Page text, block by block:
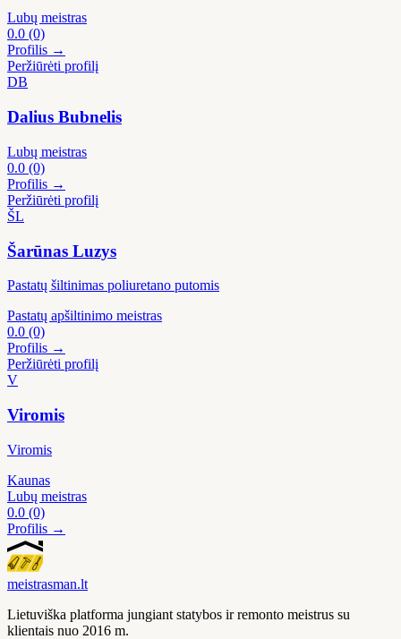
Lubų meistras
0.0 (0)
Profilis →
Peržiūrėti profilį
DB
Dalius Bubnelis
Lubų meistras
0.0 (0)
Profilis →
Peržiūrėti profilį
ŠL
Šarūnas Luzys
Pastatų šiltinimas poliuretano putomis
Pastatų apšiltinimo meistras
0.0 (0)
Profilis →
Peržiūrėti profilį
V
Viromis
Viromis
Kaunas
Lubų meistras
0.0 (0)
Profilis →
meistrasman.lt
Lietuviška platforma jungiant statybos ir remonto meistrus su
klientais nuo 2016 m.